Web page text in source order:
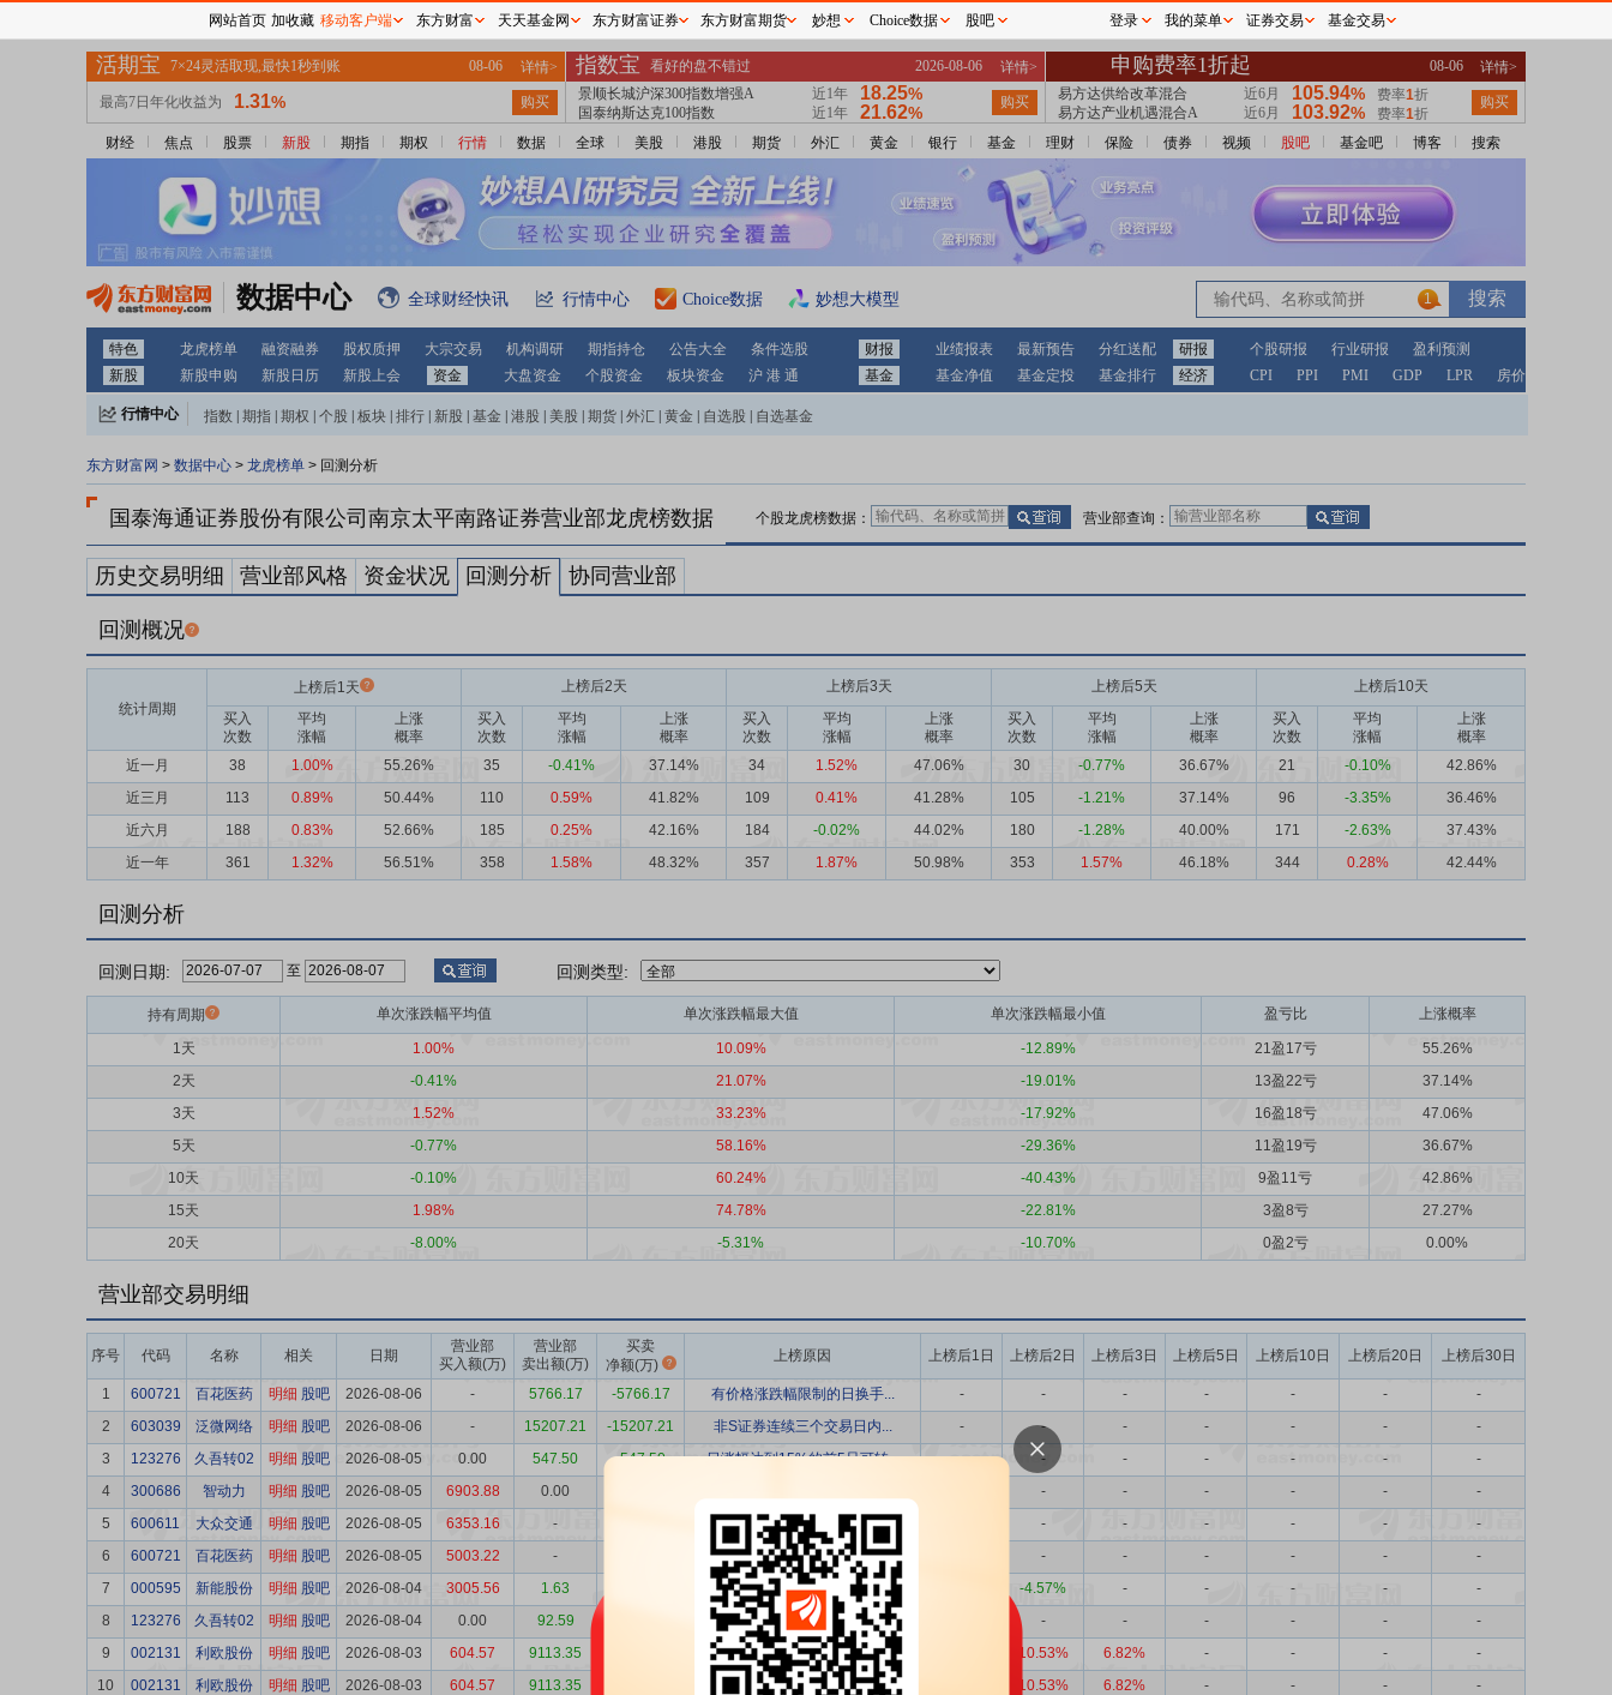
财经 焦点 股票 新股 期指 期权 行情 数据 全球 美股 港股 期货 外汇 黄金 银行 基金 理财 保险 债券 视频 股吧 基金吧 博客 搜索
数据中心 全球财经快讯 行情中心 Choice数据 妙想大模型 1
特色 龙虎榜单 融资融券 股权质押 大宗交易 机构调研 期指持仓 公告大全 条件选股 财报 业绩报表 最新预告 分红送配 研报 个股研报 行业研报
盈利预测
新股
新股申购 新股日历 新股上会 资金 大盘资金 个股资金 板块资金 沪 港 通 基金 基金净值 基金定投 基金排行 经济 CPI PPI PMI GDP LPR 房价
行情中心 指数 期指 期权 个股 板块 排行 新股 基金 港股 美股 期货 外汇 黄金 自选股 自选基金
东方财富网 > 数据中心 > 龙虎榜单 > 回测分析
国泰海通证券股份有限公司南京太平南路证券营业部龙虎榜数据 个股龙虎榜数据： 营业部查询：
历史交易明细 营业部风格 资金状况 回测分析 协同营业部
回测概况
统计周期
上榜后1天 上榜后2天 上榜后3天 上榜后5天
上榜后10天
买入
次数
平均
涨幅
上涨
概率
买入
次数
平均
涨幅
上涨
概率
买入
次数
平均
涨幅
上涨
概率
买入
次数
平均
涨幅
上涨
概率
买入
次数
平均
涨幅
上涨
概率
近一月
38 1.00% 55.26% 35 -0.41% 37.14% 34 1.52% 47.06% 30 -0.77% 36.67% 21 -0.10%
42.86%
近三月
113 0.89% 50.44% 110 0.59% 41.82% 109 0.41% 41.28% 105 -1.21% 37.14% 96 -3.35%
36.46%
近六月
188 0.83% 52.66% 185 0.25% 42.16% 184 -0.02% 44.02% 180 -1.28% 40.00% 171 -2.63%
37.43%
近一年
361 1.32% 56.51% 358 1.58% 48.32% 357 1.87% 50.98% 353 1.57% 46.18% 344 0.28% 42.44%
回测分析
回测日期: 至 回测类型:
持有周期 单次涨跌幅平均值 单次涨跌幅最大值 单次涨跌幅最小值 盈亏比 上涨概率
1天 1.00% 10.09% -12.89% 21盈17亏
55.26%
2天
-0.41% 21.07% -19.01% 13盈22亏
37.14%
3天
1.52% 33.23% -17.92% 16盈18亏
47.06%
5天
-0.77% 58.16% -29.36% 11盈19亏
36.67%
10天
-0.10% 60.24% -40.43% 9盈11亏
42.86%
15天
1.98% 74.78% -22.81% 3盈8亏
27.27%
20天
-8.00% -5.31% -10.70% 0盈2亏 0.00%
营业部交易明细
序号 代码 名称 相关 日期
营业部
买入额(万)
营业部
卖出额(万)
买卖
净额(万)
上榜原因 上榜后1日 上榜后2日 上榜后3日 上榜后5日 上榜后10日 上榜后20日 上榜后30日
1 600721 百花医药 明细 股吧 2026-08-06 - 5766.17 -5766.17 有价格涨跌幅限制的日换手... - - - - - -
-
2
603039 泛微网络 明细 股吧 2026-08-06 - 15207.21 -15207.21 非S证券连续三个交易日内... - - - - - -
-
3
123276 久吾转02 明细 股吧 2026-08-05 0.00 547.50 -547.50 日涨幅达到15%的前5只可转... - - - - - -
-
4
300686 智动力 明细 股吧 2026-08-05 6903.88 0.00 - - - - -
-
5
600611 大众交通 明细 股吧 2026-08-05 6353.16 - 有价格涨跌幅限制的日收盘... - - - - -
-
6
600721 百花医药 明细 股吧 2026-08-05 5003.22 - 非S证券连续三个交易日内... - - - - -
-
7
000595 新能股份 明细 股吧 2026-08-04 3005.56 1.63 连续三个交易日内，涨幅偏... -4.57% - - - -
-
8
123276 久吾转02 明细 股吧 2026-08-04 0.00 92.59 上市首日可转债 - - - - -
-
9
002131 利欧股份 明细 股吧 2026-08-03 604.57 9113.35 日换手率达到20%的前5只证... 10.53% 6.82% - - -
-
10
002131 利欧股份 明细 股吧 2026-08-03 604.57 9113.35 日涨幅偏离值达到7%的前5... 10.53% 6.82% - - -
-
网站首页 加收藏 移动客户端 东方财富 天天基金网 东方财富证券 东方财富期货 妙想 Choice数据 股吧 登录 我的菜单 证券交易 基金交易